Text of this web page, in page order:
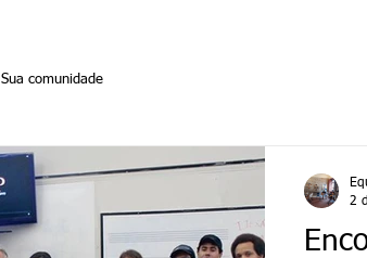
Instituto Brasileiro de
Percussivo
Sua comunidade
2